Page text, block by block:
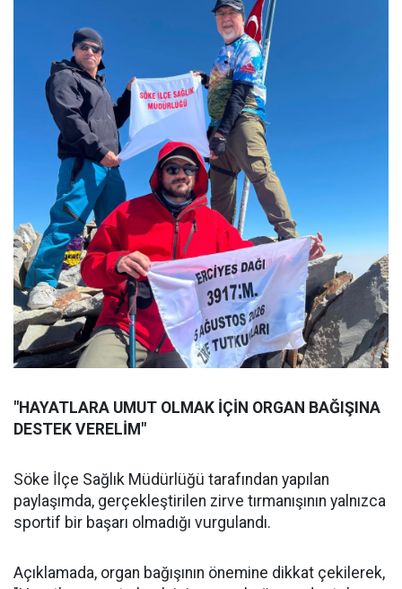
"HAYATLARA UMUT OLMAK İÇİN ORGAN BAĞIŞINA
DESTEK VERELİM"
Söke İlçe Sağlık Müdürlüğü tarafından yapılan
paylaşımda, gerçekleştirilen zirve tırmanışının yalnızca
sportif bir başarı olmadığı vurgulandı.
Açıklamada, organ bağışının önemine dikkat çekilerek,